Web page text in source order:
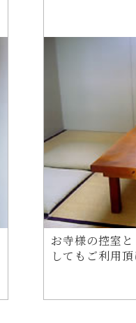
お寺様の控室
してもご利用頂